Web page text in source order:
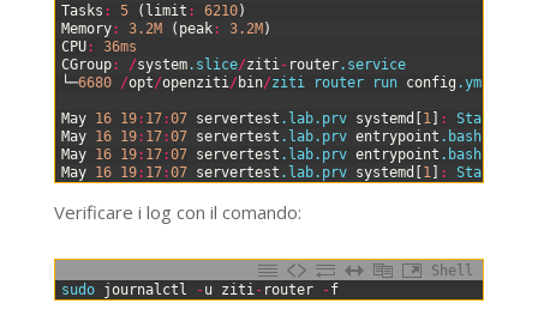
Tasks : 5 ( limit : 6210)
Memory: 3.2M ( peak: 3.2M)
CPU:
36ms
CGroup: /system.slice/ziti - router.service
└─6680 /opt/openziti / bin/ziti router run config .yml
May 16 19: 17:07 servertest .lab.prv systemd [1 ] : Starting
May 16 19: 17:07 servertest .lab.prv entrypoint .bash[
May 16 19: 17:07 servertest .lab.prv entrypoint .bash[
May 16 19: 17:07 servertest .lab.prv systemd [1 ] : Started
Verificare i log con il comando:
Shell
sudo journalctl -u ziti - router -f